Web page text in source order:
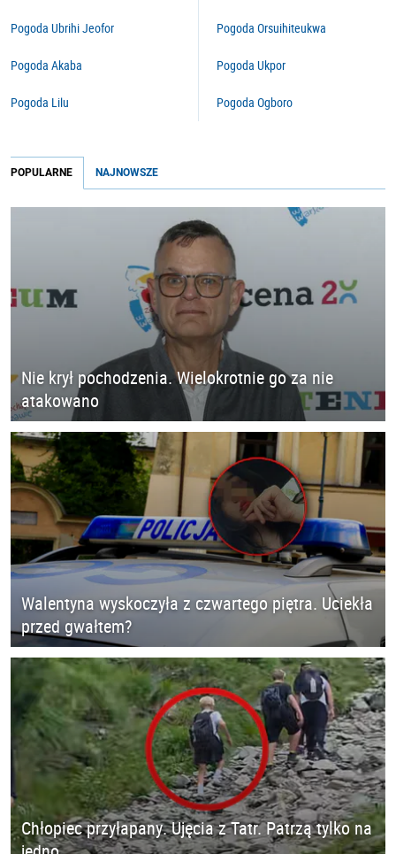
Pogoda Ubrihi Jeofor
Pogoda Akaba
Pogoda Lilu
Pogoda Orsuihiteukwa
Pogoda Ukpor
Pogoda Ogboro
POPULARNE NAJNOWSZE
Nie krył pochodzenia. Wielokrotnie go za nie
atakowano
Walentyna wyskoczyła z czwartego piętra. Uciekła
przed gwałtem?
Chłopiec przyłapany. Ujęcia z Tatr. Patrzą tylko na